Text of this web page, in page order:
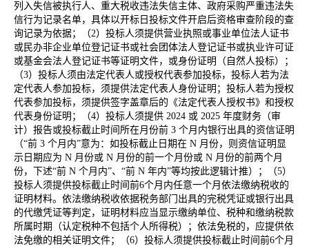
列入失信被执行人、重大税收违法失信主体、政府采购严重违法失
信行为记录名单，具体以开标日投标文件开启后资格审查阶段的查
询记录为依据；（2）投标人须提供营业执照或事业单位法人证书
或民办非企业单位登记证书或社会团体法人登记证书或执业许可证
或基金会法人登记证书等证明文件，或身份证明（自然人投标）；
（3）投标人须由法定代表人或授权代表参加投标，投标人若为法
定代表人参加投标，须提供法定代表人身份证明；投标人若为授权
代表参加投标，须提供签字盖章后的《法定代表人授权书》和授权
代表身份证明；（4）投标人须提供 2024 或 2025 年度财务（审
计）报告或投标截止时间所在月份前 3 个月内银行出具的资信证明
（“前 3 个月内”意为：如投标截止日期在 N 月份，则资信证明显
示日期应为 N 月份或 N 月份的前一个月份或 N 月份的前两个月
份，下述“前 N 个月内”、“前 N 年内”等均按此逻辑计推）；（5）
投标人须提供投标截止时间前6个月内任意一个月依法缴纳税收的
证明材料。依法缴纳税收依据税务部门出具的完税凭证或银行出具
的代缴凭证等判定，证明材料应当显示缴纳单位、税种和缴纳税款
所属时期（认定税种不包括个人所得税）；依法免税的，应提供依
法免缴的相关证明文件；（6）投标人须提供投标截止时间前6个月